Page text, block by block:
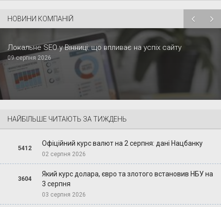
НОВИНИ КОМПАНІЙ
Локальне SEO у Вінниці: що впливає на успіх сайту
09 серпня 2026
НАЙБІЛЬШЕ ЧИТАЮТЬ ЗА ТИЖДЕНЬ
5412
Офіційний курс валют на 2 серпня: дані Нацбанку
02 серпня 2026
3604
Який курс долара, євро та злотого встановив НБУ на
3 серпня
03 серпня 2026